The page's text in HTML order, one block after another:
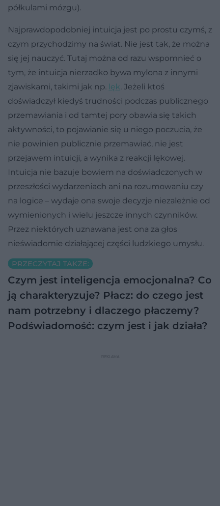
półkulami mózgu).
Najprawdopodobniej intuicja jest po prostu czymś, z
czym przychodzimy na świat. Nie jest tak, że można
się jej nauczyć. Tutaj można od razu wspomnieć o
tym, że intuicja nierzadko bywa mylona z innymi
zjawiskami, takimi jak np. lęk. Jeżeli ktoś
doświadczył kiedyś trudności podczas publicznego
przemawiania i od tamtej pory obawia się takich
aktywności, to pojawianie się u niego poczucia, że
nie powinien publicznie przemawiać, nie jest
przejawem intuicji, a wynika z reakcji lękowej.
Intuicja nie bazuje bowiem na doświadczonych w
przeszłości wydarzeniach ani na rozumowaniu czy
na logice – wydaje ona swoje decyzje niezależnie od
wymienionych i wielu jeszcze innych czynników.
Przez niektórych uznawana jest ona za głos
nieświadomie działającej części ludzkiego umysłu.
PRZECZYTAJ TAKŻE:
Czym jest inteligencja emocjonalna? Co
ją charakteryzuje? Płacz: do czego jest
nam potrzebny i dlaczego płaczemy?
Podświadomość: czym jest i jak działa?